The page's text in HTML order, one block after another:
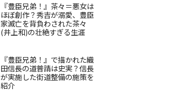
『豊臣兄弟！』茶々＝悪女は
ほぼ創作？秀吉が溺愛、豊臣
家滅亡を背負わされた茶々
(井上和)の壮絶すぎる生涯
『豊臣兄弟！』で描かれた織
田信長の道普請は史実？信長
が実施した街道整備の施策を
紹介